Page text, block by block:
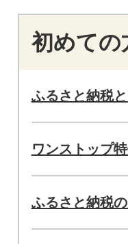
初めての
ふるさと納税
ワンストップ
ふるさと納税